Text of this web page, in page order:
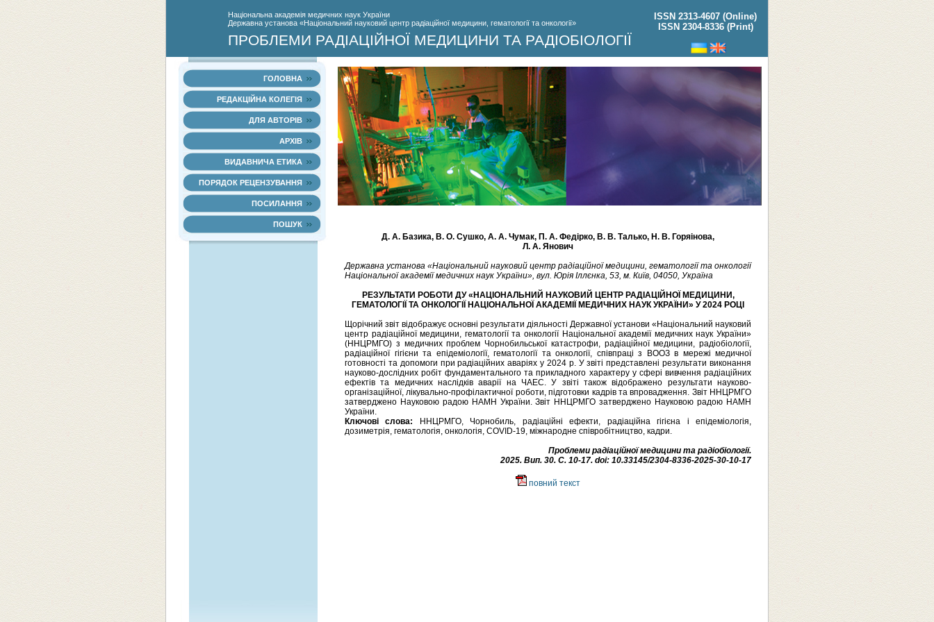
Нацiональна академiя медичних наук України
Державна установа «Національний науковий центр радіаційної медицини, гематології та онкології»
ISSN 2313-4607 (Online)
ISSN 2304-8336 (Print)
ПРОБЛЕМИ РАДІАЦІЙНОЇ МЕДИЦИНИ ТА РАДІОБІОЛОГІЇ
ГОЛОВНА
РЕДАКЦІЙНА КОЛЕГІЯ
ДЛЯ АВТОРІВ
АРХІВ
ВИДАВНИЧА ЕТИКА
ПОРЯДОК РЕЦЕНЗУВАННЯ
ПОСИЛАННЯ
ПОШУК
Д. А. Базика, В. О. Сушко, А. А. Чумак, П. А. Федірко, В. В. Талько, Н. В. Горяінова,
Л. А. Янович
Державна установа «Національний науковий центр радіаційної медицини, гематології та онкології
Національної академії медичних наук України», вул. Юрія Іллєнка, 53, м. Київ, 04050, Україна
РЕЗУЛЬТАТИ РОБОТИ ДУ «НАЦІОНАЛЬНИЙ НАУКОВИЙ ЦЕНТР РАДІАЦІЙНОЇ МЕДИЦИНИ,
ГЕМАТОЛОГІЇ ТА ОНКОЛОГІЇ НАЦІОНАЛЬНОЇ АКАДЕМІЇ МЕДИЧНИХ НАУК УКРАЇНИ» У 2024 РОЦІ
Щорічний звіт відображує основні результати діяльності Державної установи «Національний науковий
центр радіаційної медицини, гематології та онкології Національної академії медичних наук України»
(ННЦРМГО) з медичних проблем Чорнобильської катастрофи, радіаційної медицини, радіобіології,
радіаційної гігієни та епідеміології, гематології та онкології, співпраці з ВООЗ в мережі медичної
готовності та допомоги при радіаційних аваріях у 2024 р. У звіті представлені результати виконання
науково-дослідних робіт фундаментального та прикладного характеру у сфері вивчення радіаційних
ефектів та медичних наслідків аварії на ЧАЕС. У звіті також відображено результати науково-
організаційної, лікувально-профілактичної роботи, підготовки кадрів та впровадження. Звіт ННЦРМГО
затверджено Науковою радою НАМН України. Звіт ННЦРМГО затверджено Науковою радою НАМН
України.
Ключові слова:
ННЦРМГО, Чорнобиль, радіаційні ефекти, радіаційна гігієна і епідеміологія,
дозиметрія, гематологія, онкологія, COVID-19, міжнародне співробітництво, кадри.
Проблеми радіаційної медицини та радіобіології.
2025. Вип. 30. C. 10-17. doi: 10.33145/2304-8336-2025-30-10-17
повний текст